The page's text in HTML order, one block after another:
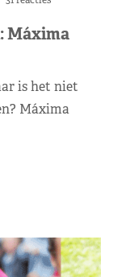
Máxima
is het niet
Máxima